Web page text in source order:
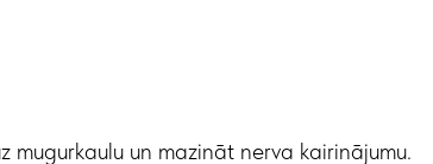
un mazināt nerva kairinājumu.